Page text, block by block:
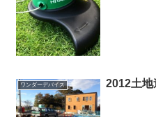
ワンダーデバイス 2012土地